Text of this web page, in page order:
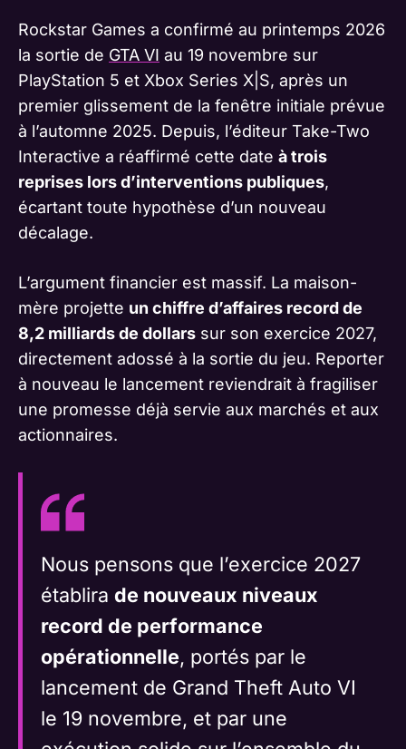
Rockstar Games a confirmé au printemps 2026
la sortie de GTA VI au 19 novembre sur
PlayStation 5 et Xbox Series X|S, après un
premier glissement de la fenêtre initiale prévue
à l’automne 2025. Depuis, l’éditeur Take-Two
Interactive a réaffirmé cette date à trois
reprises lors d’interventions publiques,
écartant toute hypothèse d’un nouveau
décalage.
L’argument financier est massif. La maison-
mère projette un chiffre d’affaires record de
8,2 milliards de dollars sur son exercice 2027,
directement adossé à la sortie du jeu. Reporter
à nouveau le lancement reviendrait à fragiliser
une promesse déjà servie aux marchés et aux
actionnaires.
Nous pensons que l’exercice 2027
établira de nouveaux niveaux
record de performance
opérationnelle, portés par le
lancement de Grand Theft Auto VI
le 19 novembre, et par une